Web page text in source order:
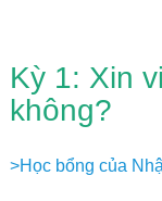
Kỳ 1: Xin
không?
>Học bổng của